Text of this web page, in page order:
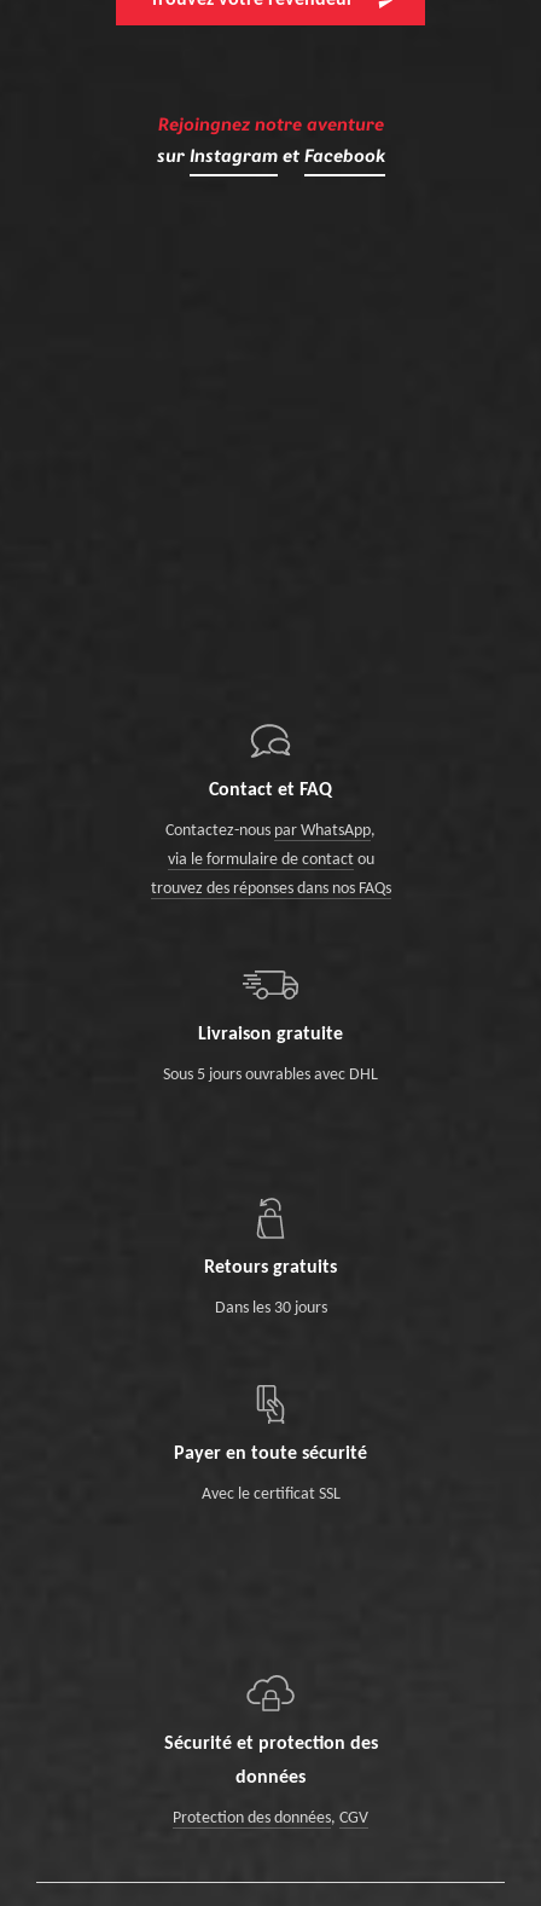
Rejoingnez notre aventure
sur Instagramet Facebook
Contact et FAQ
Contactez-nous par WhatsApp,
via le formulaire de contactou
trouvez des réponses dans nos FAQs
Livraison gratuite
Sous 5 jours ouvrables avec DHL
Retours gratuits
Dans les 30 jours
Payer en toute sécurité
Avec le certificat SSL
Sécurité et protection des
données
Protection des données, CGV